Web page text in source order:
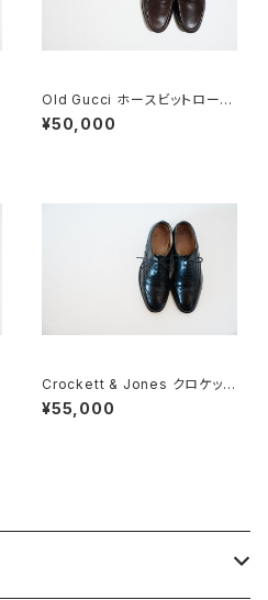
Old Gucci ホースビットローフ
ァー 35.5C DB
¥50,000
Crockett & Jones クロケット
&ジョーンズ Canterbury 5E
¥55,000